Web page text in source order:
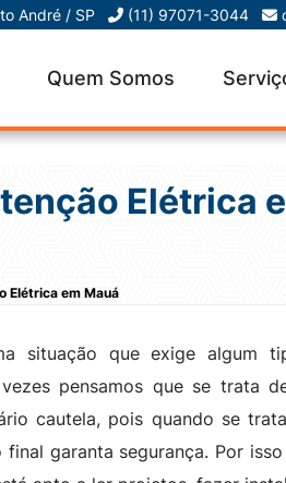
André / SP (11) 97071-3044
Quem Somos
Elétrica
Elétrica em Mauá
situação que exige algum
pensamos que se trata
cautela, pois quando se
garanta segurança. Por